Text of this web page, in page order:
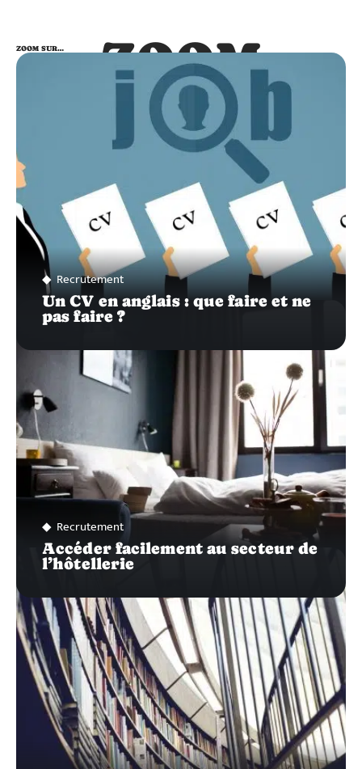
ZOOM
SUR…
ZOOM SUR…
Recrutement
Un CV en anglais : que faire et ne
pas faire ?
Recrutement
Accéder facilement au secteur de
l’hôtellerie